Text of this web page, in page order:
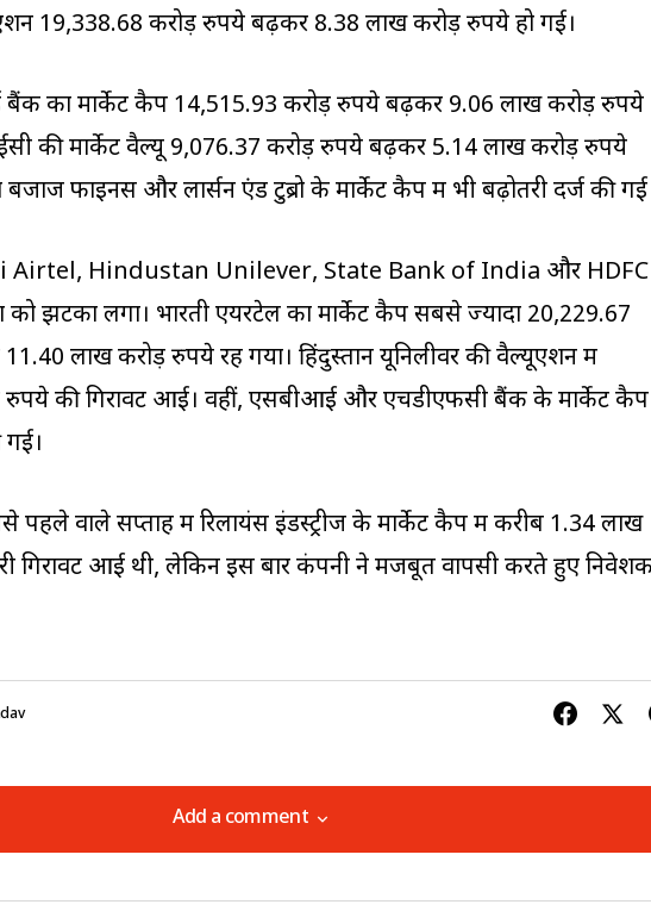
19,338.68 करोड़ रुपये बढ़कर 8.38 लाख करोड़ रुपये हो गई।
का मार्केट कैप 14,515.93 करोड़ रुपये बढ़कर 9.06 लाख करोड़ रुपये
की मार्केट वैल्यू 9,076.37 करोड़ रुपये बढ़कर 5.14 लाख करोड़ रुपये
फाइनेंस और लार्सन एंड टुब्रो के मार्केट कैप में भी बढ़ोतरी दर्ज की
Airtel, Hindustan Unilever, State Bank of India और HDFC
झटका लगा। भारती एयरटेल का मार्केट कैप सबसे ज्यादा 20,229.67
लाख करोड़ रुपये रह गया। हिंदुस्तान यूनिलीवर की वैल्यूएशन में
रुपये की गिरावट आई। वहीं, एसबीआई और एचडीएफसी बैंक के मार्केट कैप
पहले वाले सप्ताह में रिलायंस इंडस्ट्रीज के मार्केट कैप में करीब 1.34 लाख
गिरावट आई थी, लेकिन इस बार कंपनी ने मजबूत वापसी करते हुए
Add a comment
Add a comment